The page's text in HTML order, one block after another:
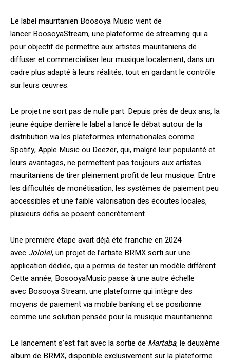
Le label mauritanien Boosoya Music vient de
lancer BoosoyaStream, une plateforme de streaming qui a
pour objectif de permettre aux artistes mauritaniens de
diffuser et commercialiser leur musique localement, dans un
cadre plus adapté à leurs réalités, tout en gardant le contrôle
sur leurs œuvres.
Le projet ne sort pas de nulle part. Depuis près de deux ans, la
jeune équipe derrière le label a lancé le débat autour de la
distribution via les plateformes internationales comme
Spotify, Apple Music ou Deezer, qui, malgré leur popularité et
leurs avantages, ne permettent pas toujours aux artistes
mauritaniens de tirer pleinement profit de leur musique. Entre
les difficultés de monétisation, les systèmes de paiement peu
accessibles et une faible valorisation des écoutes locales,
plusieurs défis se posent concrètement.
Une première étape avait déjà été franchie en 2024
avec Jololel, un projet de l’artiste BRMX sorti sur une
application dédiée, qui a permis de tester un modèle différent.
Cette année, BosooyaMusic passe à une autre échelle
avec Bosooya Stream, une plateforme qui intègre des
moyens de paiement via mobile banking et se positionne
comme une solution pensée pour la musique mauritanienne.
Le lancement s’est fait avec la sortie de Martaba, le deuxième
album de BRMX, disponible exclusivement sur la plateforme.